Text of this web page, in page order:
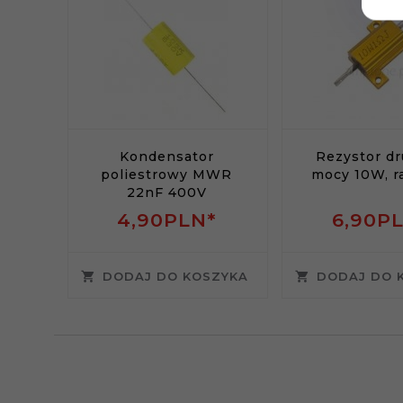
Kondensator
poliestrowy MWR
22nF 400V
4,90PLN*
DODAJ DO KOSZYKA
Rezystor
mocy 10W,
6,90
DODAJ DO